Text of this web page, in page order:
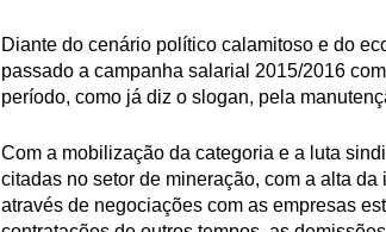
Diante do cenário político calamitoso e do
passado a campanha salarial 2015/2016
período, como já diz o slogan, pela
Com a mobilização da categoria e a luta
citadas no setor de mineração, com a alta
através de negociações com as empresas